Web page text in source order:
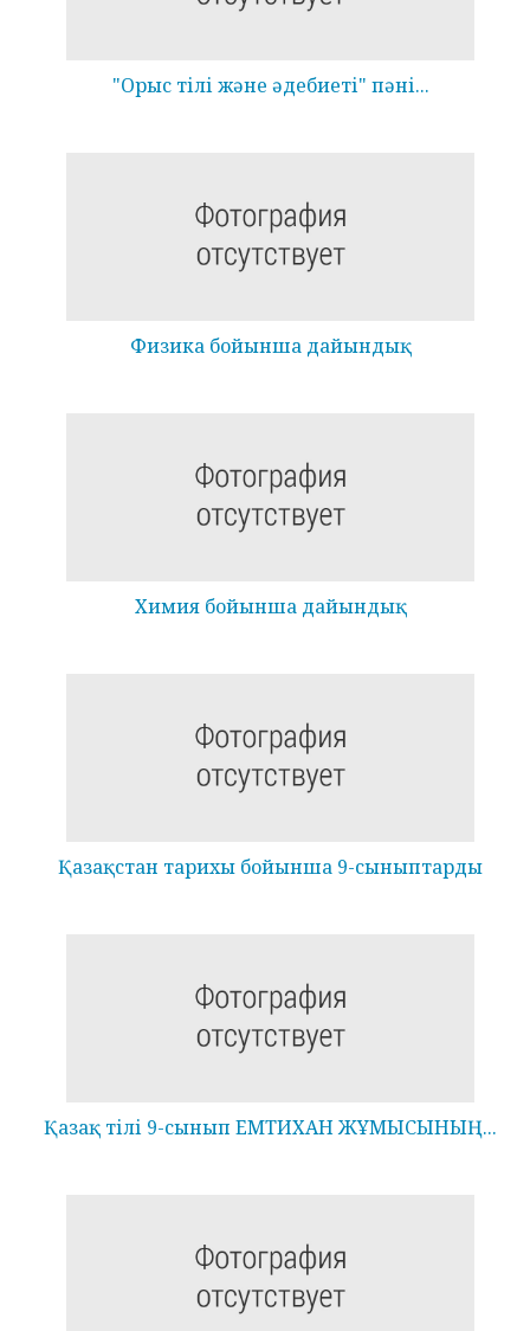
"Орыс тілі және әдебиеті" пәні...
Физика бойынша дайындық
Химия бойынша дайындық
Қазақстан тарихы бойынша 9-сыныптарды
Қазақ тілі 9-сынып ЕМТИХАН ЖҰМЫСЫНЫҢ...